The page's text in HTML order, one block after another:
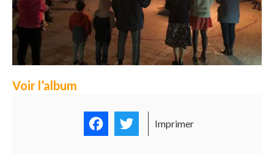
Voir l’album
FacebookTwitter
Imprimer